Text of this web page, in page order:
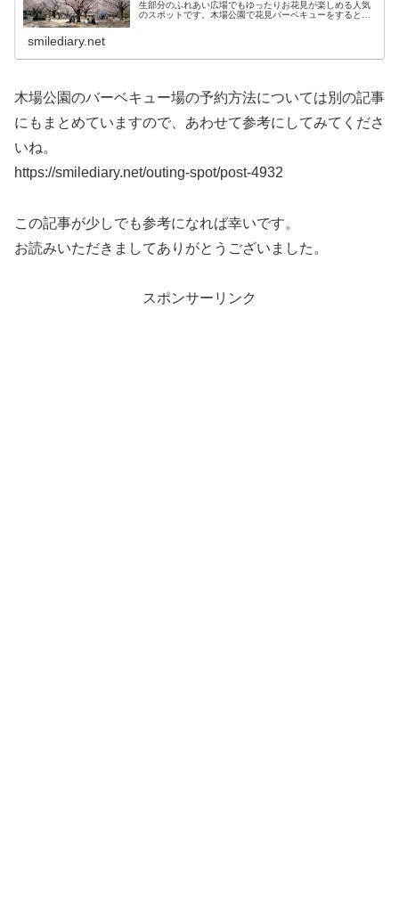
生部分のふれあい広場でもゆったりお花見が楽しめる人気
のスポットです。木場公園で花見バーベキューをするとき
smilediary.net
木場公園のバーベキュー場の予約方法については別の記事
にもまとめていますので、あわせて参考にしてみてくださ
いね。
https://smilediary.net/outing-spot/post-4932
この記事が少しでも参考になれば幸いです。
お読みいただきましてありがとうございました。
スポンサーリンク